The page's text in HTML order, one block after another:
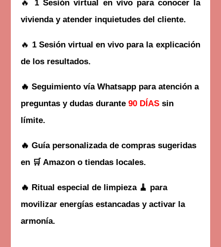
🔥 1 Sesión virtual en vivo para conocer la
vivienda y atender inquietudes del cliente.
🔥 1 Sesión virtual en vivo para la explicación
de los resultados.
🔥 Seguimiento vía Whatsapp para atención a
preguntas y dudas durante 90 DÍAS sin
límite.
🔥 Guía personalizada de compras sugeridas
en 🛒 Amazon o tiendas locales.
🔥 Ritual especial de limpieza 🧹 para
movilizar energías estancadas y activar la
armonía.